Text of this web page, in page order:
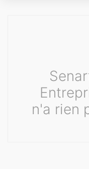
n'a rien